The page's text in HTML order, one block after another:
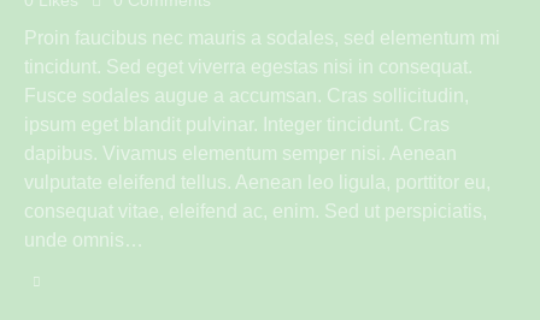
Proin faucibus nec mauris a sodales, sed elementum mi
tincidunt. Sed eget viverra egestas nisi in consequat.
Fusce sodales augue a accumsan. Cras sollicitudin,
ipsum eget blandit pulvinar. Integer tincidunt. Cras
dapibus. Vivamus elementum semper nisi. Aenean
vulputate eleifend tellus. Aenean leo ligula, porttitor eu,
consequat vitae, eleifend ac, enim. Sed ut perspiciatis,
unde omnis…